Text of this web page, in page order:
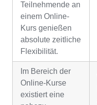
Teilnehmende an
einem Online-
Kurs genießen
absolute zeitliche
Flexibilität.
Im Bereich der
Online-Kurse
existiert eine